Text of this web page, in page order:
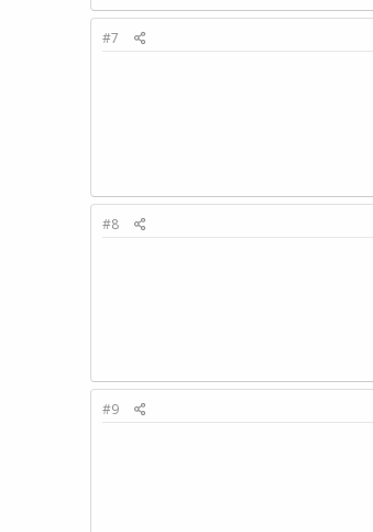
#7
#8
#9